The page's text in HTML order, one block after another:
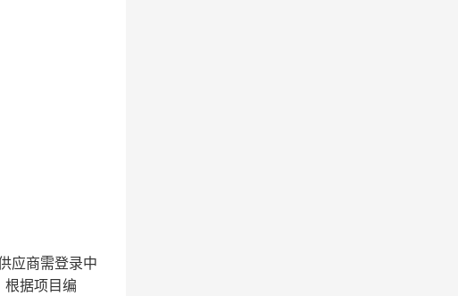
应商需登录中
根据项目编